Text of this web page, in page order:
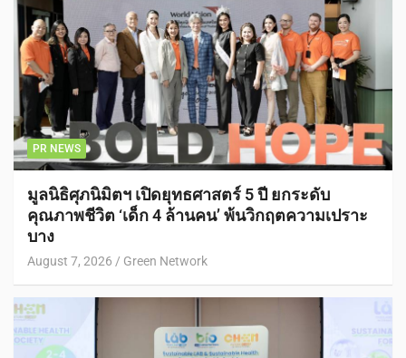
PR NEWS
มูลนิธิศุภนิมิตฯ เปิดยุทธศาสตร์ 5 ปี ยกระดับ
คุณภาพชีวิต ‘เด็ก 4 ล้านคน’ พ้นวิกฤตความเปราะ
บาง
August 7, 2026 Green Network